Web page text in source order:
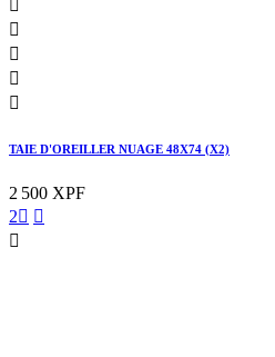





TAIE D'OREILLER NUAGE 48X74 (X2)
2 500 XPF
2 
